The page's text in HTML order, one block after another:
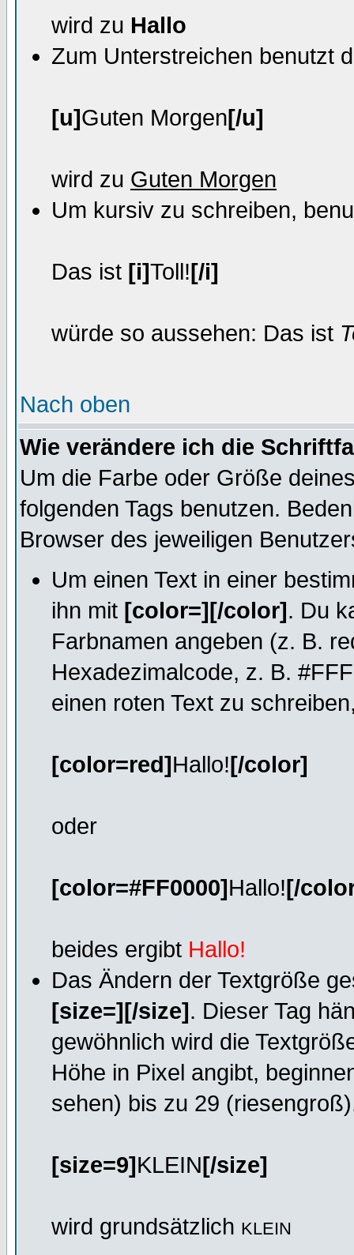
wird zu Hallo
Zum Unterstreichen benutzt
[u]Guten Morgen[/u]
wird zu Guten Morgen
Um kursiv zu schreiben,
Das ist [i]Toll![/i]
würde so aussehen: Das ist
Nach oben
Wie verändere ich die
Um die Farbe oder Größe
folgenden Tags benutzen.
Browser des jeweiligen
Um einen Text in einer
ihn mit [color=][/color]. Du
Farbnamen angeben (z. B.
Hexadezimalcode, z. B.
einen roten Text zu
[color=red]Hallo![/color]
oder
[color=#FF0000]Hallo![/
beides ergibt Hallo!
Das Ändern der Textgröße
[size=][/size]. Dieser Tag
gewöhnlich wird die
Höhe in Pixel angibt,
sehen) bis zu 29
[size=9]KLEIN[/size]
wird grundsätzlich KLEIN